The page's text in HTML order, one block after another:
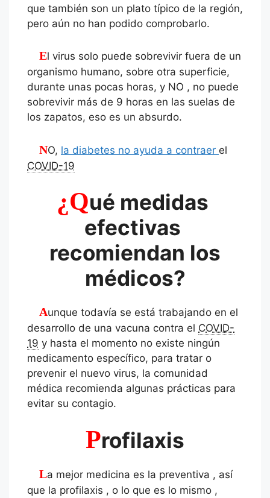
que también son un plato típico de la región,
pero aún no han podido comprobarlo.
El virus solo puede sobrevivir fuera de un
organismo humano, sobre otra superficie,
durante unas pocas horas, y NO , no puede
sobrevivir más de 9 horas en las suelas de
los zapatos, eso es un absurdo.
NO, la diabetes no ayuda a contraer el
COVID-19
¿Qué medidas
efectivas
recomiendan los
médicos?
Aunque todavía se está trabajando en el
desarrollo de una vacuna contra el COVID-
19 y hasta el momento no existe ningún
medicamento específico, para tratar o
prevenir el nuevo virus, la comunidad
médica recomienda algunas prácticas para
evitar su contagio.
Profilaxis
La mejor medicina es la preventiva , así
que la profilaxis , o lo que es lo mismo ,